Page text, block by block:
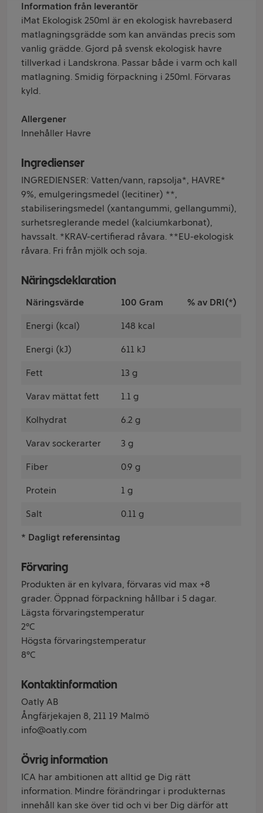
Information från leverantör
iMat Ekologisk 250ml är en ekologisk havrebaserd
matlagningsgrädde som kan användas precis som
vanlig grädde. Gjord på svensk ekologisk havre
tillverkad i Landskrona. Passar både i varm och kall
matlagning. Smidig förpackning i 250ml. Förvaras
kyld.
Allergener
Innehåller Havre
Ingredienser
INGREDIENSER: Vatten/vann, rapsolja*, HAVRE*
9%, emulgeringsmedel (lecitiner) **,
stabiliseringsmedel (xantangummi, gellangummi),
surhetsreglerande medel (kalciumkarbonat),
havssalt. *KRAV-certifierad råvara. **EU-ekologisk
råvara. Fri från mjölk och soja.
Näringsdeklaration
Näringsvärde 100 Gram % av DRI(*)
Energi (kcal) 148 kcal
Energi (kJ) 611 kJ
Fett 13 g
Varav mättat fett 1.1 g
Kolhydrat 6.2 g
Varav sockerarter 3 g
Fiber 0.9 g
Protein 1 g
Salt 0.11 g
* Dagligt referensintag
Förvaring
Produkten är en kylvara, förvaras vid max +8
grader. Öppnad förpackning hållbar i 5 dagar.
Lägsta förvaringstemperatur
2°C
Högsta förvaringstemperatur
8°C
Kontaktinformation
Oatly AB
Ångfärjekajen 8, 211 19 Malmö
info@oatly.com
Övrig information
ICA har ambitionen att alltid ge Dig rätt
information. Mindre förändringar i produkternas
innehåll kan ske över tid och vi ber Dig därför att